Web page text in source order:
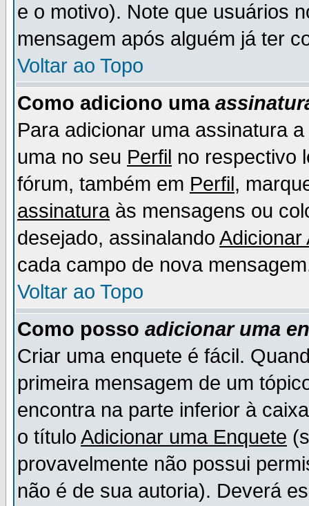
e o motivo). Note que usuários
mensagem após alguém já ter
Voltar ao Topo
Como adiciono uma
Para adicionar uma assinatura
uma no seu Perfil no respectivo
fórum, também em Perfil,
assinaturaàs mensagens ou
desejado, assinalando Adicionar
cada campo de nova
Voltar ao Topo
Como posso adicionar uma
Criar uma enquete é fácil.
primeira mensagem de um
encontra na parte inferior à
o título Adicionar uma Enquete
provavelmente não possui
não é de sua autoria). Deverá